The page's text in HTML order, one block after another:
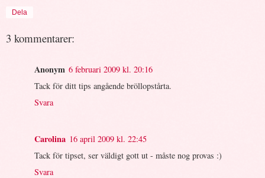
Dela
3 kommentarer:
Anonym 6 februari 2009 kl. 20:16
Tack för ditt tips angående bröllopstårta.
Svara
Carolina 16 april 2009 kl. 22:45
Tack för tipset, ser väldigt gott ut - måste nog provas :)
Svara